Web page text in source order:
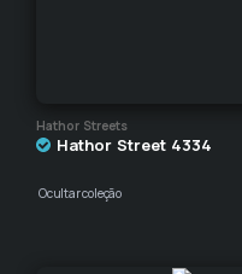
Hathor Streets
Hathor Street 4334
Ocultar coleção